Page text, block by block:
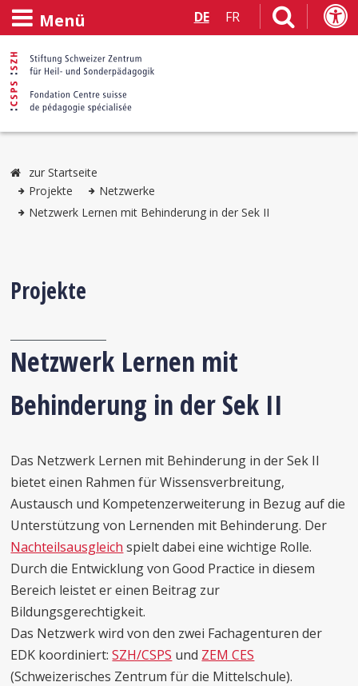
Menü DE FR
zur Startseite
Projekte
Netzwerke
Netzwerk Lernen mit Behinderung in der Sek II
Projekte
Netzwerk Lernen mit
Behinderung in der Sek II
Das Netzwerk Lernen mit Behinderung in der Sek II
bietet einen Rahmen für Wissensverbreitung,
Austausch und Kompetenzerweiterung in Bezug auf die
Unterstützung von Lernenden mit Behinderung. Der
Nachteilsausgleich spielt dabei eine wichtige Rolle.
Durch die Entwicklung von Good Practice in diesem
Bereich leistet er einen Beitrag zur
Bildungsgerechtigkeit.
Das Netzwerk wird von den zwei Fachagenturen der
EDK koordiniert:SZH/CSPS und ZEM CES
(Schweizerisches Zentrum für die Mittelschule).